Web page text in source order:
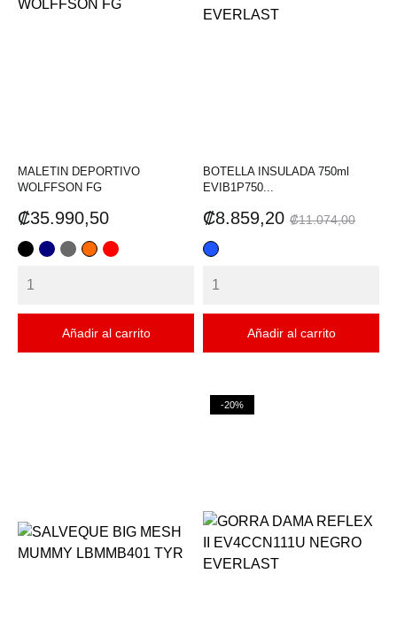
MALETIN DEPORTIVO
WOLFFSON FG
Precio
₡35.990,50
NEGRO
AZULGRISNARANJA
ROJO
Añadir al carrito
BOTELLA INSULADA 750ml
EVIB1P750...
Precio
₡8.859,20 Precio
₡11.074,00
AZUL
Añadir al carrito
-20%